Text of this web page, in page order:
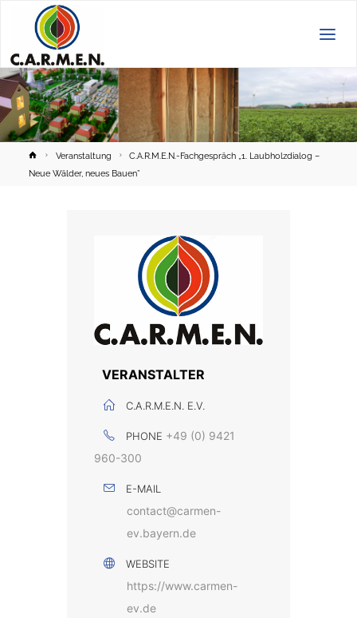
HomeVeranstaltung
C.A.R.M.E.N.-Fachgespräch „1. Laubholzdialog –
Neue Wälder, neues Bauen”
VERANSTALTER
C.A.R.M.E.N. E.V.
PHONE +49 (0) 9421
960-300
E-MAIL
contact@carmen-
ev.bayern.de
WEBSITE
https://www.carmen-
ev.de